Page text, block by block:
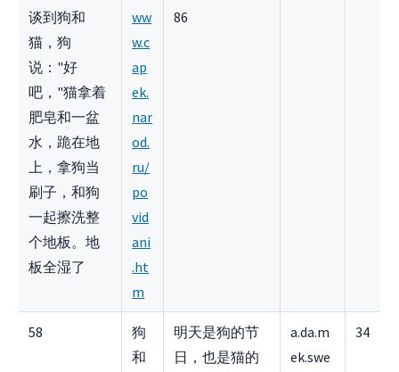
谈到狗和
猫，狗
说："好
吧，"猫拿着
肥皂和一盆
水，跪在地
上，拿狗当
刷子，和狗
一起擦洗整
个地板。地
板全湿了
ww
w.c
ap
ek.
nar
od.
ru/
po
vid
ani
.ht
m
86
58
狗
和
明天是狗的节
日，也是猫的
a.da.m
ek.swe
34